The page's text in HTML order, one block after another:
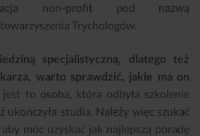
non-profit pod nazwą
Trychologów.
specjalistyczną, dlatego też
warto sprawdzić, jakie ma on
jest to osoba, która odbyła szkolenie
ukończyła studia. Należy więc szukać
móc uzyskać jak najlepszą poradę